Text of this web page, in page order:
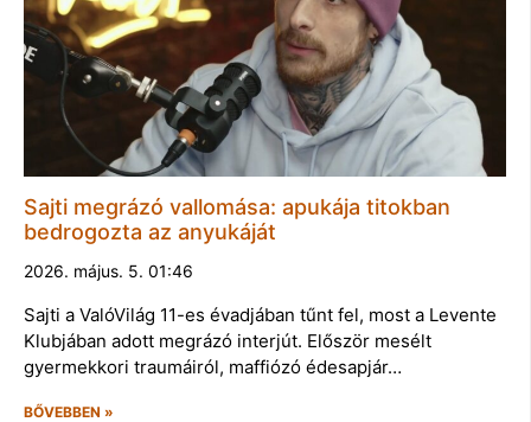
Sajti megrázó vallomása: apukája titokban
bedrogozta az anyukáját
2026. május. 5. 01:46
Sajti a ValóVilág 11-es évadjában tűnt fel, most a Levente
Klubjában adott megrázó interjút. Először mesélt
gyermekkori traumáiról, maffiózó édesapjár…
BŐVEBBEN »